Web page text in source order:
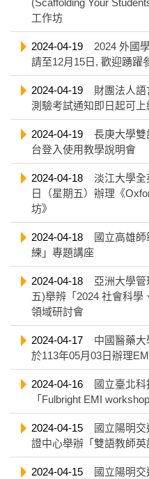
(Scaffolding Your
工作坊
2024-04-19
2024 外國
請至12月15日, 歡迎踴躍
2024-04-19
財團法人語
測驗考試通知即日起可上
2024-04-19
長庚大學雙
台登入使用教學說明會
2024-04-18
淡江大學
日（星期五）辦理《
坊》
2024-04-18
國立高雄
練」專題講座
2024-04-18
亞洲大學管
五)舉辨「2024 社會科學
領域研討會
2024-04-17
中國醫藥
於113年05月03日辦理
2024-04-16
國立臺北
「Fulbright EMI
2024-04-15
國立陽明
證中心舉辦「雙語教師
2024-04-15
國立陽明